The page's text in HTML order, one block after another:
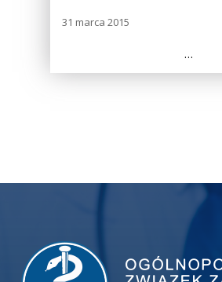
31 marca 2015
…